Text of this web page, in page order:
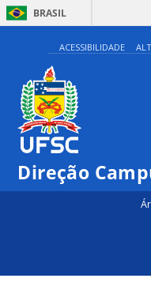
BRASIL
ACESSIBILIDADE
Direção